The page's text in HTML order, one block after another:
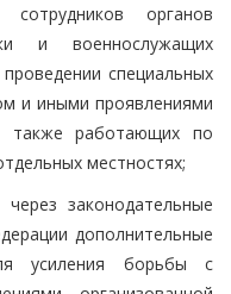
сотрудников органов
и военнослужащих
специальных
и иными проявлениями
также работающих по
местностях;
законодательные
дополнительные
усиления борьбы с